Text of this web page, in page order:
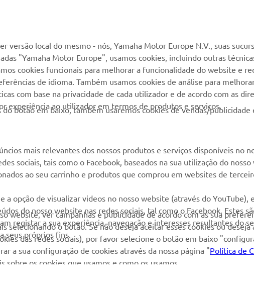
de
Yamaha Music
Yamaha Racing
Yamaha Motor Global
Aplicações móveis
Serviço de Apoio ao
Cliente
Livro de reclamações
Catálogo de peças
Gestão de resíduos,
baterias e VFV
versão local do mesmo - nós, Yamaha Motor Europe N.V., suas
"Yamaha Motor Europe", usamos cookies, incluindo outras
cookies funcionais para melhorar a funcionalidade do website e
de idioma. Também usamos cookies de análise para
com base na privacidade de cada utilizador e de acordo com as
experiência ao utilizador em termos de produtos e serviços.
botão em baixo, também usaremos cookies de vendas/
mais relevantes dos nossos produtos e serviços disponíveis no
sociais, tais como o Facebook, baseados na sua utilização do
ao seu carrinho e produtos que comprou em websites de
a opção de visualizar videos no nosso website (através do YouTube),
do nosso website nas redes sociais, tal como o Facebook. Estes
registar a sua experiência, navegação e interesses resultantes do
seus próprios fins.
website, ver campanhas e publicidade de acordo com as sua
selecionando o botão. Se não deseja aceitar esses cookies ou deseja
das redes sociais), por favor selecione o botão em baixo
a sua configuração de cookies através da nossa página "Política de
os cookies que usamos e como os usamos.